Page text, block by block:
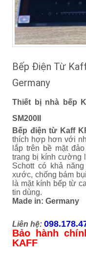
Bếp Điện Từ
Germany
Thiết bị nhà bếp
SM200II
Bếp điện từ Kaff
thích hợp hơn với
lắp trên bề mặt
trang bị kính cường
Schott có khả
xước, chống bám
là mặt kính bếp từ
tin dùng.
Made in: Germany
Liên hệ:
Bảo hành
KAFF